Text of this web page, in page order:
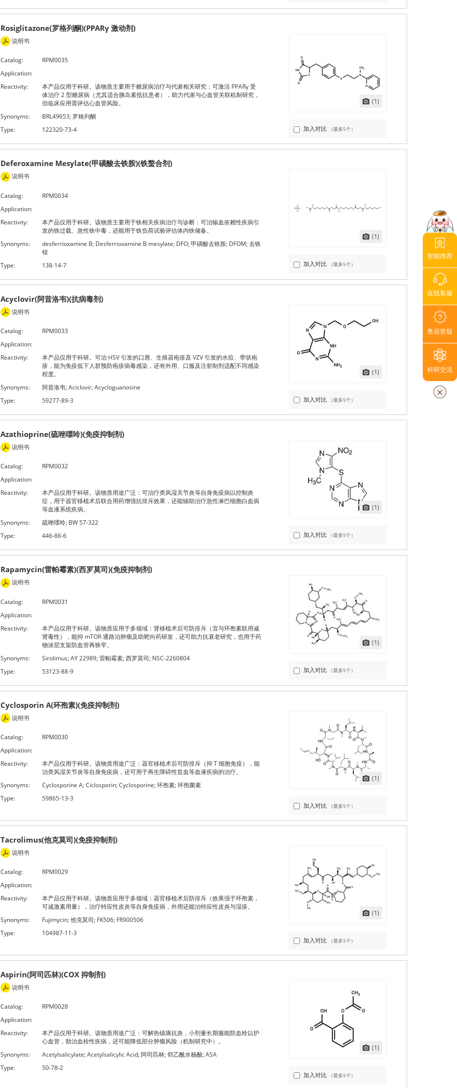
Rosiglitazone(罗格列酮)(PPARγ 激动剂)
说明书
Catalog:
RPM0035
Application:
Reactivity:
本产品仅用于科研。该物质主要用于糖尿病治疗与代谢相关研究：可激活 PPARγ 受
体治疗 2 型糖尿病（尤其适合胰岛素抵抗患者），助力代谢与心血管关联机制研究，
但临床应用需评估心血管风险。
Synonyms:
BRL49653; 罗格列酮
Type:
122320-73-4
(1)
加入对比 （最多5个）
Deferoxamine Mesylate(甲磺酸去铁胺)(铁螯合剂)
说明书
Catalog:
RPM0034
Application:
Reactivity:
本产品仅用于科研。该物质主要用于铁相关疾病治疗与诊断：可治输血依赖性疾病引
发的铁过载、急性铁中毒，还能用于铁负荷试验评估体内铁储备。
Synonyms:
desferrioxamine B; Desferrioxamine B mesylate; DFO; 甲磺酸去铁胺; DFOM; 去铁
铵
Type:
138-14-7
(1)
加入对比 （最多5个）
Acyclovir(阿昔洛韦)(抗病毒剂)
说明书
Catalog:
RPM0033
Application:
Reactivity:
本产品仅用于科研。可治 HSV 引发的口唇、生殖器疱疹及 VZV 引发的水痘、带状疱
疹，能为免疫低下人群预防疱疹病毒感染，还有外用、口服及注射制剂适配不同感染
程度。
Synonyms:
阿昔洛韦; Aciclovir; Acycloguanosine
Type:
59277-89-3
(1)
加入对比 （最多5个）
Azathioprine(硫唑嘌呤)(免疫抑制剂)
说明书
Catalog:
RPM0032
Application:
Reactivity:
本产品仅用于科研。该物质用途广泛：可治疗类风湿关节炎等自身免疫病以控制炎
症，用于器官移植术后联合用药增强抗排斥效果，还能辅助治疗急性淋巴细胞白血病
等血液系统疾病。
Synonyms:
硫唑嘌呤; BW 57-322
Type:
446-86-6
(1)
加入对比 （最多5个）
Rapamycin(雷帕霉素)(西罗莫司)(免疫抑制剂)
说明书
Catalog:
RPM0031
Application:
Reactivity:
本产品仅用于科研。该物质应用于多领域：肾移植术后可防排斥（宜与环孢素联用减
肾毒性），能抑 mTOR 通路治肿瘤及助靶向药研发，还可助力抗衰老研究，也用于药
物涂层支架防血管再狭窄。
Synonyms:
Sirolimus; AY 22989; 雷帕霉素; 西罗莫司; NSC-2260804
Type:
53123-88-9
(1)
加入对比 （最多5个）
Cyclosporin A(环孢素)(免疫抑制剂)
说明书
Catalog:
RPM0030
Application:
Reactivity:
本产品仅用于科研。该物质用途广泛：器官移植术后可防排斥（抑 T 细胞免疫），能
治类风湿关节炎等自身免疫病，还可用于再生障碍性贫血等血液疾病的治疗。
Synonyms:
Cyclosporine A; Ciclosporin; Cyclosporine; 环孢素; 环孢菌素
Type:
59865-13-3
(1)
加入对比 （最多5个）
Tacrolimus(他克莫司)(免疫抑制剂)
说明书
Catalog:
RPM0029
Application:
Reactivity:
本产品仅用于科研。该物质应用于多领域：器官移植术后防排斥（效果强于环孢素，
可减激素用量），治疗特应性皮炎等自身免疫病，外用还能治特应性皮炎与湿疹。
Synonyms:
Fujimycin; 他克莫司; FK506; FR900506
Type:
104987-11-3
(1)
加入对比 （最多5个）
Aspirin(阿司匹林)(COX 抑制剂)
说明书
Catalog:
RPM0028
Application:
Reactivity:
本产品仅用于科研。该物质用途广泛：可解热镇痛抗炎，小剂量长期服能防血栓以护
心血管，助治血栓性疾病，还可能降低部分肿瘤风险（机制研究中）。
Synonyms:
Acetylsalicylate; Acetylsalicylic Acid; 阿司匹林; 邻乙酰水杨酸; ASA
Type:
50-78-2
(1)
加入对比 （最多5个）
智能推荐
在线客服
售后答疑
科研交流